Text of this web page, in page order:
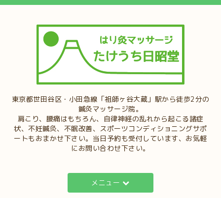
東京都世田谷区・小田急線「祖師ヶ谷大蔵」駅から徒歩2分の
鍼灸マッサージ院。
肩こり、腰痛はもちろん、自律神経の乱れから起こる諸症
状、不妊鍼灸、不眠改善、スポーツコンディショニングサポ
ートもおまかせ下さい。当日予約も受付しています、お気軽
にお問い合わせ下さい。
メニュー